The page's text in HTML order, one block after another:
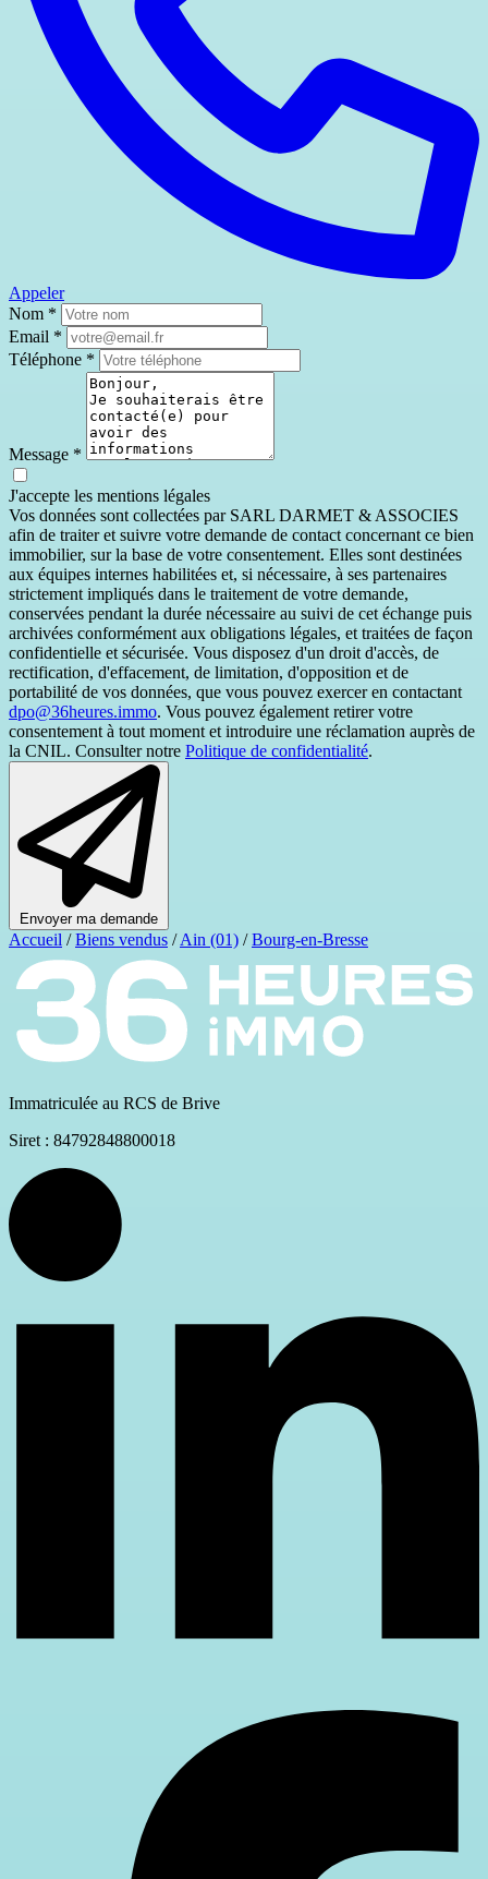
Appeler
Nom *
Email *
Téléphone *
Message *
J'accepte les mentions légales
Vos données sont collectées par SARL DARMET & ASSOCIES
afin de traiter et suivre votre demande de contact concernant ce bien
immobilier, sur la base de votre consentement. Elles sont destinées
aux équipes internes habilitées et, si nécessaire, à ses partenaires
strictement impliqués dans le traitement de votre demande,
conservées pendant la durée nécessaire au suivi de cet échange puis
archivées conformément aux obligations légales, et traitées de façon
confidentielle et sécurisée. Vous disposez d'un droit d'accès, de
rectification, d'effacement, de limitation, d'opposition et de
portabilité de vos données, que vous pouvez exercer en contactant
dpo@36heures.immo. Vous pouvez également retirer votre
consentement à tout moment et introduire une réclamation auprès de
la CNIL. Consulter notre Politique de confidentialité.
Envoyer ma demande
Accueil / Biens vendus / Ain (01) / Bourg-en-Bresse
Immatriculée au RCS de Brive
Siret : 84792848800018